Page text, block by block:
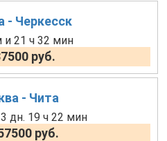
- Черкесск
и 21 ч 32 мин
руб.
- Чита
дн. 19 ч 22 мин
руб.